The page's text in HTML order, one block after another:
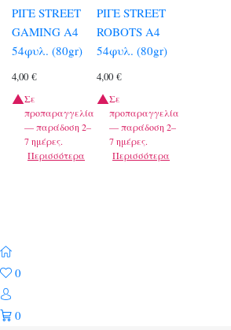
ΡΙΓΕ STREET
GAMING A4
54φυλ. (80gr)
4,00 €
Σε
προπαραγγελία
— παράδοση 2–
7 ημέρες.
Περισσότερα
ΡΙΓΕ STREET
ROBOTS A4
54φυλ. (80gr)
4,00€
Σε
προπαραγγελία
— παράδοση 2–
7 ημέρες.
Περισσότερα
0
0